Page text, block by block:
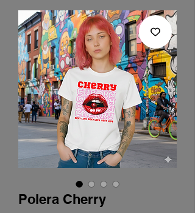
Polera Cherry